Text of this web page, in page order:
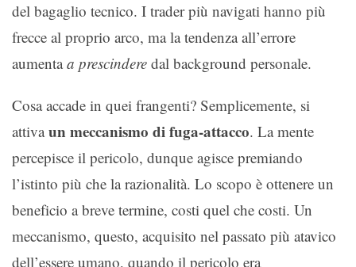
del bagaglio tecnico. I trader più navigati hanno più
frecce al proprio arco, ma la tendenza all’errore
aumentaa prescindere dal background personale.
Cosa accade in quei frangenti? Semplicemente, si
attivaun meccanismo di fuga-attacco. La mente
percepisce il pericolo, dunque agisce premiando
l’istinto più che la razionalità. Lo scopo è ottenere un
beneficio a breve termine, costi quel che costi. Un
meccanismo, questo, acquisito nel passato più atavico
dell’essere umano, quando il pericolo era